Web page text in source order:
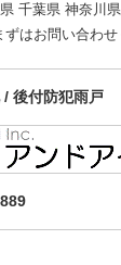
千葉県 神奈川
ずはお問い合わ
/ 後付防犯雨戸